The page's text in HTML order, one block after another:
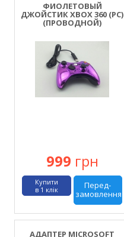
ФИОЛЕТОВЫЙ
ДЖОЙСТИК XBOX 360 (PC)
(ПРОВОДНОЙ)
999 грн
Перед-
замовлення
Купити
в 1 клік
АДАПТЕР MICROSOFT